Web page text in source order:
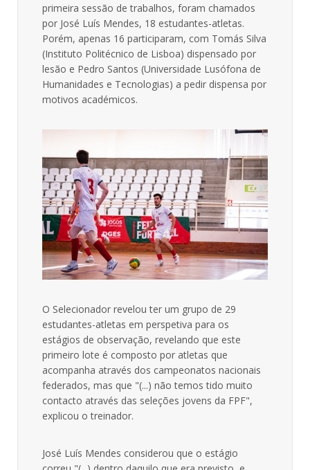
primeira sessão de trabalhos, foram chamados
por José Luís Mendes, 18 estudantes-atletas.
Porém, apenas 16 participaram, com Tomás Silva
(Instituto Politécnico de Lisboa) dispensado por
lesão e Pedro Santos (Universidade Lusófona de
Humanidades e Tecnologias) a pedir dispensa por
motivos académicos.
O Selecionador revelou ter um grupo de 29
estudantes-atletas em perspetiva para os
estágios de observação, revelando que este
primeiro lote é composto por atletas que
acompanha através dos campeonatos nacionais
federados, mas que "(...) não temos tido muito
contacto através das seleções jovens da FPF",
explicou o treinador.
José Luís Mendes considerou que o estágio